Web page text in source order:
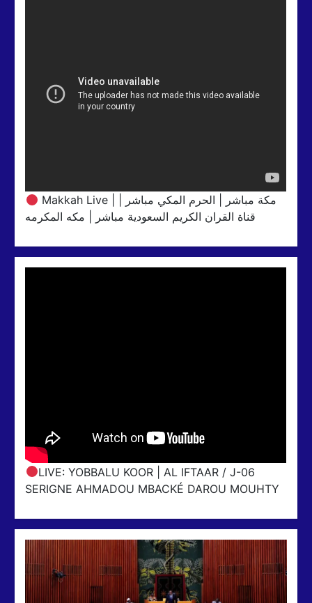
Makkah Live | مكة مباشر | الحرم المكي مباشر |
قناة القران الكريم السعودية مباشر | مكه المكرمه
LIVE: YOBBALU KOOR | AL IFTAAR / J-06
SERIGNE AHMADOU MBACKÉ DAROU MOUHTY